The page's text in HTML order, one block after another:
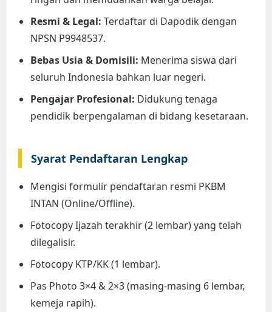
Resmi & Legal: Terdaftar di Dapodik dengan
NPSN P9948537.
Bebas Usia & Domisili: Menerima siswa dari
seluruh Indonesia bahkan luar negeri.
Pengajar Profesional: Didukung tenaga
pendidik berpengalaman di bidang kesetaraan.
Syarat Pendaftaran Lengkap
Mengisi formulir pendaftaran resmi PKBM
INTAN (Online/Offline).
Fotocopy Ijazah terakhir (2 lembar) yang telah
dilegalisir.
Fotocopy KTP/KK (1 lembar).
Pas Photo 3×4 & 2×3 (masing-masing 6 lembar,
kemeja rapih).